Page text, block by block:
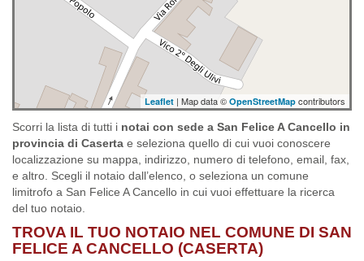
Leaflet | Map data © OpenStreetMap contributors
Scorri la lista di tutti i notai con sede a San Felice A Cancello in
provincia di Caserta e seleziona quello di cui vuoi conoscere
localizzazione su mappa, indirizzo, numero di telefono, email, fax,
e altro. Scegli il notaio dall’elenco, o seleziona un comune
limitrofo a San Felice A Cancello in cui vuoi effettuare la ricerca
del tuo notaio.
TROVA IL TUO NOTAIO NEL COMUNE DI SAN
FELICE A CANCELLO (CASERTA)